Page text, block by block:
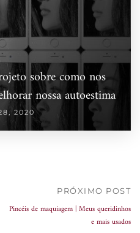
sobre como nos
nossa autoestima
2020
PRÓXIMO POST
Pincéis de maquiagem | Meus queridinhos
e mais usados